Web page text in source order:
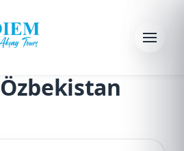
Menu
Özbekistan